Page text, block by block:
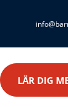
LÄR DIG